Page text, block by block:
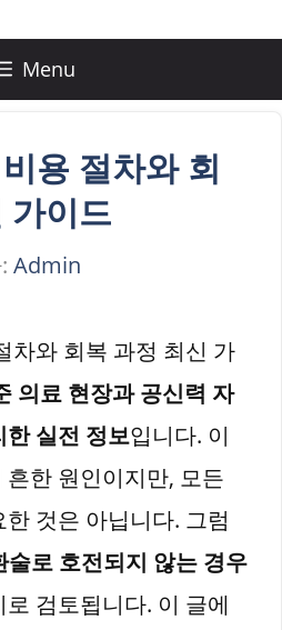
Menu
용 절차와 회
가이드
Admin
차와 회복 과정 최신 가
의료 현장과 공신력 자
한 실전 정보입니다. 이
한 원인이지만, 모든
것은 아닙니다. 그럼
술로 호전되지 않는 경우
검토됩니다. 이 글에